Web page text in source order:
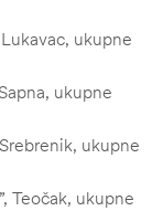
ukupne
ukupne
ukupne
Teočak, ukupne